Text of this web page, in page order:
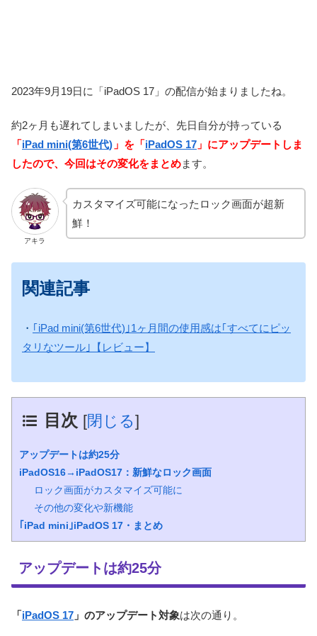
2023年9月19日に「iPadOS 17」の配信が始まりましたね。
約2ヶ月も遅れてしまいましたが、先日自分が持っている
「iPad mini(第6世代) 」を「iPadOS 17 」にアップデートしま
したので、今回はその変化をまとめます。
アキラ
カスタマイズ可能になったロック画面が超新
鮮！
関連記事
・ ｢iPad mini(第6世代)｣1ヶ月間の使用感は｢すべてにピッ
タリなツール｣【レビュー】
目次 [閉じる]
アップデートは約25分
iPadOS16→iPadOS17：新鮮なロック画面
ロック画面がカスタマイズ可能に
その他の変化や新機能
｢iPad mini｣iPadOS 17・まとめ
アップデートは約25分
「iPadOS 17 」のアップデート対象は次の通り。